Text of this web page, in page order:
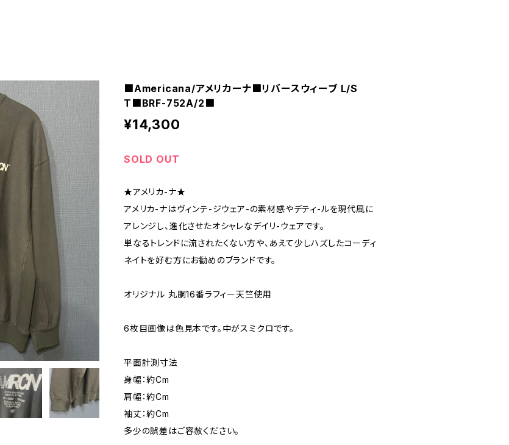
■Americana/アメリカーナ■リバースウィーブ L/S
T■BRF-752A/2■
¥14,300
SOLD OUT
★アメリカ-ナ★
アメリカ-ナはヴィンテ-ジウェア-の素材感やデティ-ルを現代風に
アレンジし、進化させたオシャレなデイリ-ウェアです。
単なるトレンドに流されたくない方や、あえて少しハズしたコーディ
ネイトを好む方にお勧めのブランドです。
オリジナル 丸胴16番ラフィー天竺使用
6枚目画像は色見本です。中がスミクロです。
平面計測寸法
身幅：約Cm
肩幅：約Cm
袖丈：約Cm
多少の誤差はご容赦ください。